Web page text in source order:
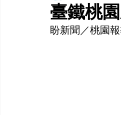
臺鐵桃
盼新聞／桃園